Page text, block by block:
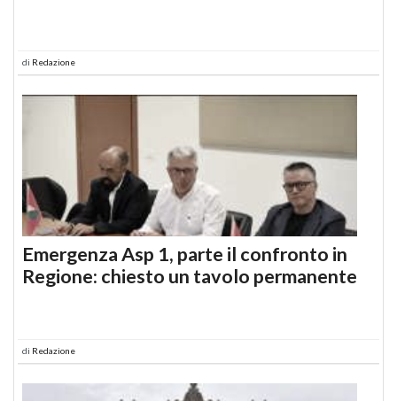
di Redazione
Emergenza Asp 1, parte il confronto in
Regione: chiesto un tavolo permanente
di Redazione